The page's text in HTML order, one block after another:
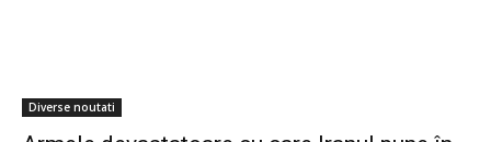
Diverse noutati